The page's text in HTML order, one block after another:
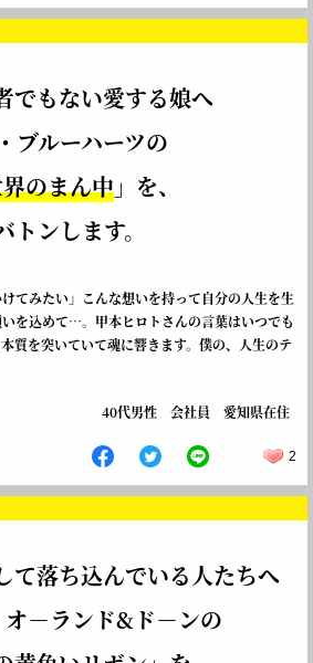
でもない愛する娘へ
ブルーハーツの
のまん中 」を、
トンします。
けてみたい」こんな想いを持って自分の人生を生
を込めて…。甲本ヒロトさんの言葉はいつでも
質を突いていて魂に響きます。僕の、人生のテ
40代男性 会社員 愛知県在住
2
て落ち込んでいる人たちへ
オ－ランド&ド－ンの